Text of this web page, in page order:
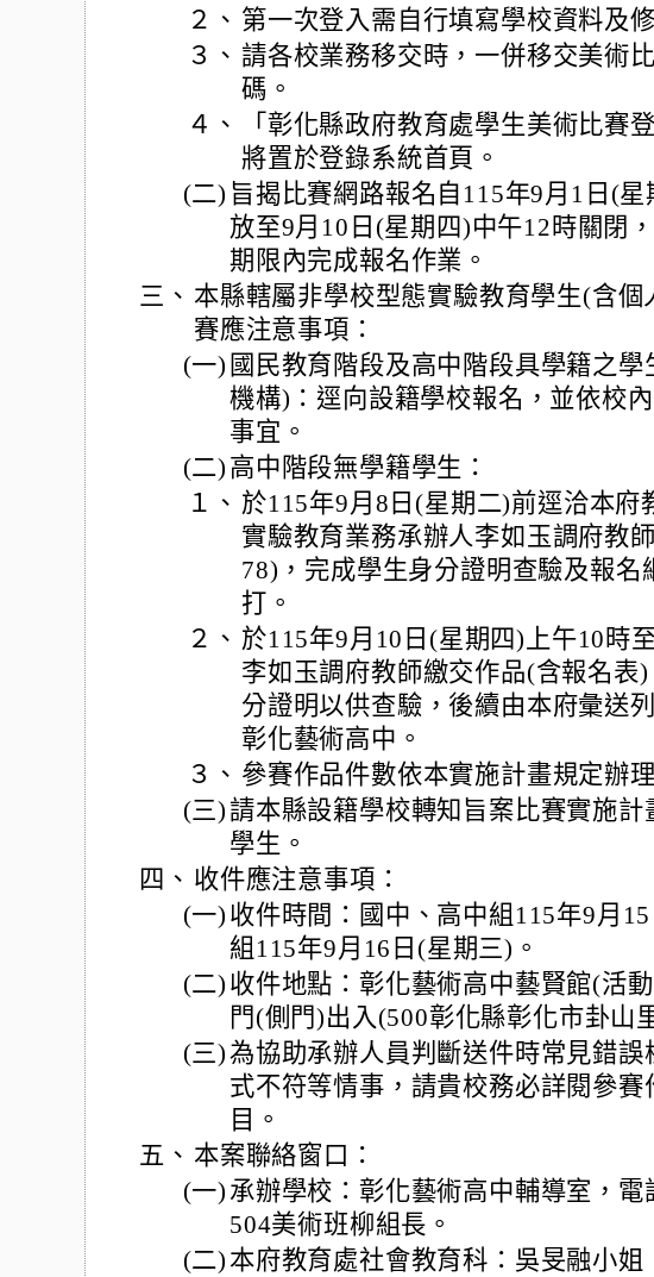
２、 第一次登入需自行填寫學校資料及
３、 請各校業務移交時，一併移交美術
碼。
４、
「彰化縣政府教育處學生美術比賽
將置於登錄系統首頁。
(二) 旨揭比賽網路報名自115年9月1日(
放至9月10日(星期四)中午12時關閉
期限內完成報名作業。
三、 本縣轄屬非學校型態實驗教育學生(含個
賽應注意事項：
(一) 國民教育階段及高中階段具學籍之
機構)：逕向設籍學校報名，並依校
事宜。
(二) 高中階段無學籍學生：
１、 於115年9月8日(星期二)前逕洽本府
實驗教育業務承辦人李如玉調府教
78)，完成學生身分證明查驗及報名
打。
２、 於115年9月10日(星期四)上午10時
李如玉調府教師繳交作品(含報名表
分證明以供查驗，後續由本府彙送
彰化藝術高中。
３、 參賽作品件數依本實施計畫規定辦理
(三) 請本縣設籍學校轉知旨案比賽實施計
學生。
四、 收件應注意事項：
(一) 收件時間：國中、高中組115年9月
組115年9月16日(星期三)。
(二) 收件地點：彰化藝術高中藝賢館(活
門(側門)出入(500彰化縣彰化市卦山
(三)為協助承辦人員判斷送件時常見錯誤
式不符等情事，請貴校務必詳閱參賽
目。
五、 本案聯絡窗口：
(一) 承辦學校：彰化藝術高中輔導室，電
504美術班柳組長。
(二) 本府教育處社會教育科：吳旻融小姐